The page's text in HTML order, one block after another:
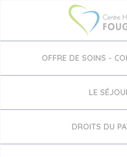
OFFRE DE SOINS -
LE
DROITS DU